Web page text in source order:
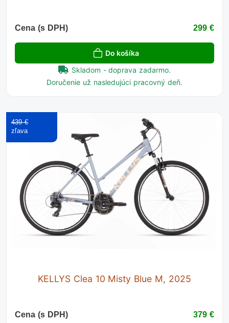
Cena (s DPH) 299 €
Do košíka
Skladom - doprava zadarmo.
Doručenie už nasledujúci pracovný deň.
KELLYS Clea 10 Misty Blue M, 2025
439 €
Cena (s DPH) 379 €